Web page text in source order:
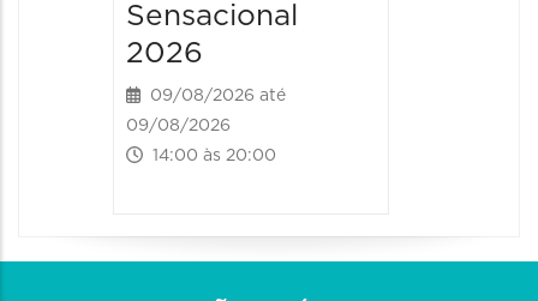
Sensacional
2026
09/08/2026 até
09/08/2026
14:00 às 20:00